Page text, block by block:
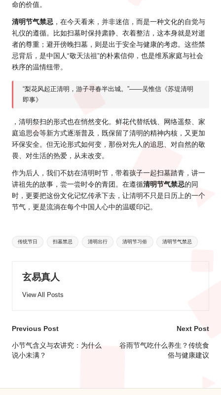
命的价值。
清明节气禁忌 ，在今天看来，并非迷信，而是一种文化的自觉与
礼仪的遵循。比如扫墓时保持肃静、衣着整洁，这本身就是对逝
者的尊重；避开傍晚扫墓，则是出于安全与健康的考虑。这些禁
忌背后，是中国人“敬天法祖”的朴素信仰，也是维系家庭与社会
秩序的温情纽带。
“梨花风起正清明，游子寻春半出城。”——吴惟信《苏堤清明
即事》
，清明祭扫的形式也在悄然变化。鲜花代替纸钱、网络遥祭、家
庭追思会等新方式逐渐普及，既保留了清明的精神内核，又更加
环保安全。但无论形式如何变，那份对先人的追思、对自然的敬
畏、对生活的热爱，从未改变。
作为后人，我们不妨在清明时节，带着孩子一起扫墓踏青，讲一
讲祖先的故事，尝一尝时令的青团。在遵循清明节气禁忌的同
时，更要把这份文化记忆传承下去，让清明不只是日历上的一个
节气，更是流淌在每个中国人心中的温暖印记。
Tags:
传统节日 扫墓禁忌 清明出行 清明节习俗 清明节气禁忌
玄易真人
View All Posts
Post
navigation
Previous Post
小节气含义与农讲究：为什么
说小未满？
Next Post
谷雨节气吃什么养生？传统食
俗与健康建议